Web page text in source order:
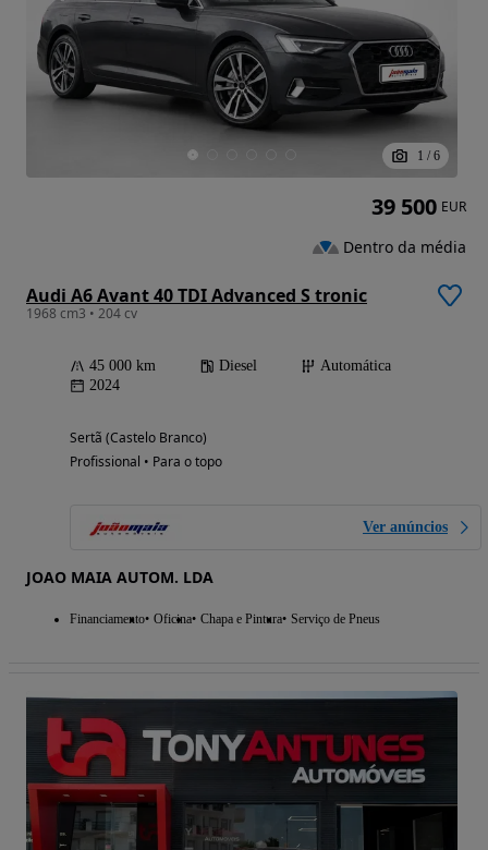
1 / 6
Audi A6 Avant 40 TDI Advanced S tronic
1968 cm3 • 204 cv
45 000 km Diesel
Automática
2024
Sertã (Castelo Branco)
Profissional • Para o topo
Ver anúncios
JOAO MAIA AUTOM. LDA
Financiamento Oficina Chapa e Pintura Serviço de Pneus
39 500 EUR
Dentro da média